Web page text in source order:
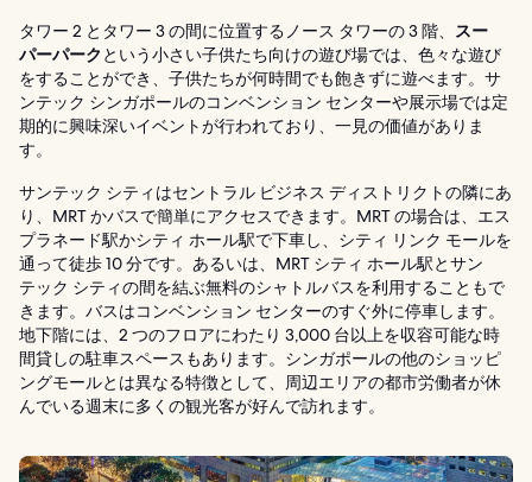
タワー 2 とタワー 3 の間に位置するノース タワーの 3 階、 スー
パーパーク という小さい子供たち向けの遊び場では、色々な遊び
をすることができ、子供たちが何時間でも飽きずに遊べます。サ
ンテック シンガポールのコンベンション センターや展示場では定
期的に興味深いイベントが行われており、一見の価値がありま
す。
サンテック シティはセントラル ビジネス ディストリクトの隣にあ
り、MRT かバスで簡単にアクセスできます。MRT の場合は、エス
プラネード駅かシティ ホール駅で下車し、シティ リンク モールを
通って徒歩 10 分です。あるいは、MRT シティ ホール駅とサン
テック シティの間を結ぶ無料のシャトルバスを利用することもで
きます。バスはコンベンション センターのすぐ外に停車します。
地下階には、2 つのフロアにわたり 3,000 台以上を収容可能な時
間貸しの駐車スペースもあります。シンガポールの他のショッピ
ングモールとは異なる特徴として、周辺エリアの都市労働者が休
んでいる週末に多くの観光客が好んで訪れます。